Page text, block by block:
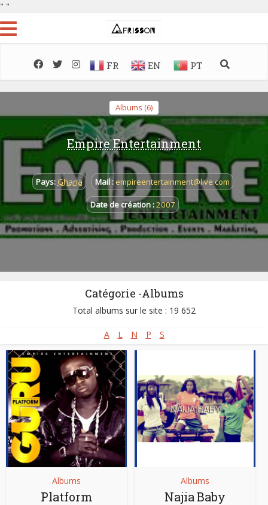
" "
FR EN PT
Albums (6)
Empire Entertainment
Pays: Ghana Mail : empireentertainment@live.com
Date de création :2007
Catégorie -Albums
Total albums sur le site : 19 652
A L N P S
Albums
Platform
Albums
Najia Baby